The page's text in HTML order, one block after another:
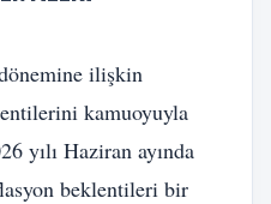
ilişkin
kamuoyuyla
yılı Haziran ayında
beklentileri bir